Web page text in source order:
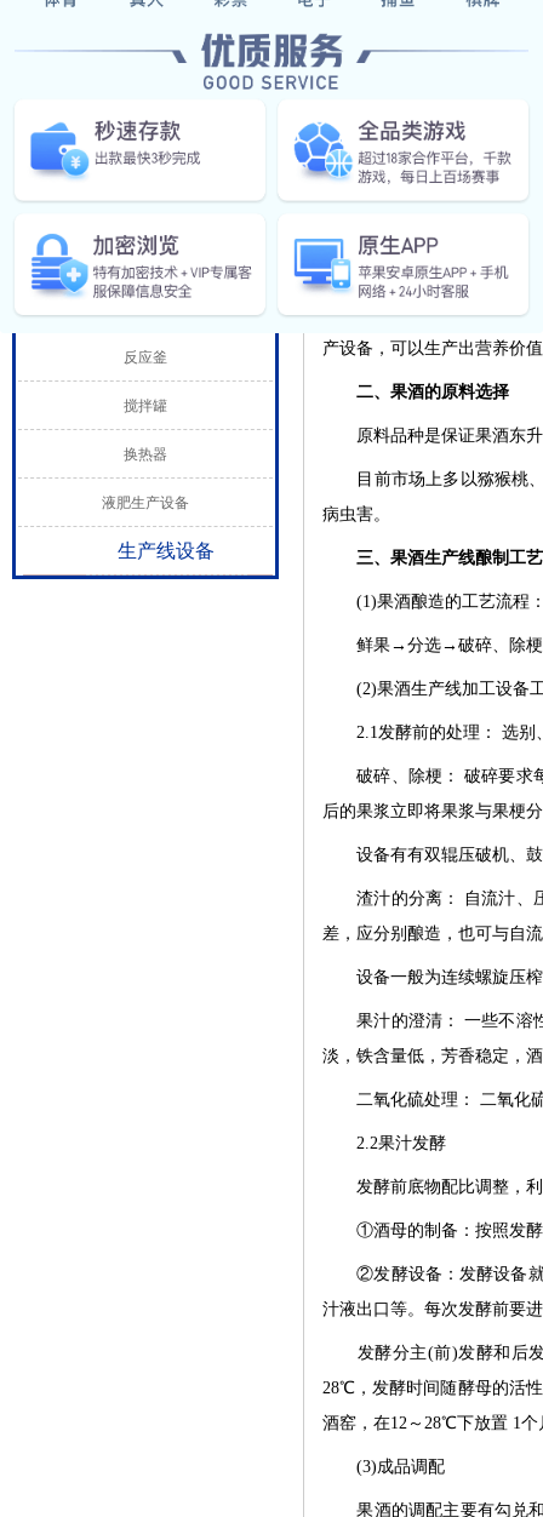
CIP清洗
乳化机
反应釜
搅拌罐
换热器
液肥生产设备
生产线设备
果酒字面上看就是含有果
一般根据季节像一年四季
季有石榴、苹果，冬季有橘
目前市场上销售的果酒类
果酒用水果本身的糖分被
产设备，可以生产出营养价
二、果酒的原料选择
原料品种是保证果酒东升
目前市场上多以猕猴桃、
病虫害。
三、果酒生产线酿制工艺
(1)果酒酿造的工艺流程
鲜果→分选→破碎、除
(2)果酒生产线加工设备
2.1发酵前的处理： 选别
破碎、除梗：
破碎要求
后的果浆立即将果浆与果梗
设备有有双辊压破机、鼓
渣汁的分离：
自流汁、
差，应分别酿造，也可与自
设备一般为连续螺旋压榨
果汁的澄清：
一些不溶
淡，铁含量低，芳香稳定，
二氧化硫处理： 二氧化
2.2果汁发酵
发酵前底物配比调整，利
①酒母的制备：按照发酵
②发酵设备：发酵设备就是
汁液出口等。每次发酵前要
发酵分主(前)发酵和后
28℃，发酵时间随酵母的活
酒窑，在12～28℃下放置 1
(3)成品调配
果酒的调配主要有勾兑和